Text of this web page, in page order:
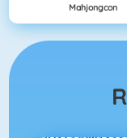
Mahjongcon